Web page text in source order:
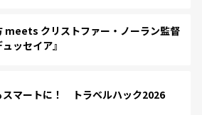
meets クリストファー・ノーラン監督
ッセイア』
スマートに！ トラベルハック2026